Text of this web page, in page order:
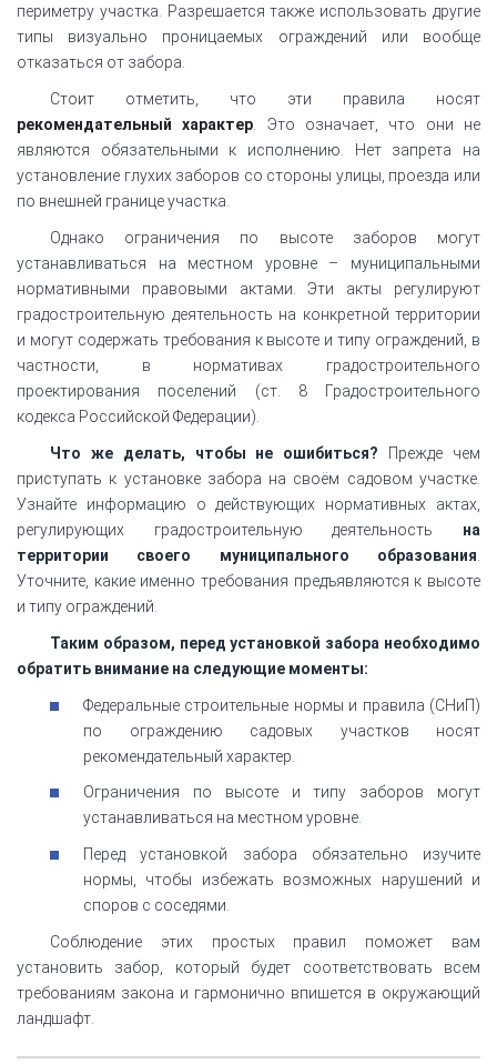
периметру участка. Разрешается также использовать другие
типы визуально проницаемых ограждений или вообще
отказаться от забора.
Стоит отметить, что эти правила носят
рекомендательный характер . Это означает, что они не
являются обязательными к исполнению. Нет запрета на
установление глухих заборов со стороны улицы, проезда или
по внешней границе участка.
Однако ограничения по высоте заборов могут
устанавливаться на местном уровне – муниципальными
нормативными правовыми актами. Эти акты регулируют
градостроительную деятельность на конкретной территории
и могут содержать требования к высоте и типу ограждений, в
частности, в нормативах градостроительного
проектирования поселений (ст. 8 Градостроительного
кодекса Российской Федерации).
Что же делать, чтобы не ошибиться? Прежде чем
приступать к установке забора на своём садовом участке.
Узнайте информацию о действующих нормативных актах,
регулирующих градостроительную деятельность на
территории своего муниципального образования
Уточните, какие именно требования предъявляются к высоте
и типу ограждений.
Таким образом, перед установкой забора необходимо
обратить внимание на следующие моменты:
Федеральные строительные нормы и правила (СНиП)
по ограждению садовых участков носят
рекомендательный характер.
Ограничения по высоте и типу заборов могут
устанавливаться на местном уровне.
Перед установкой забора обязательно изучите
нормы, чтобы избежать возможных нарушений и
споров с соседями.
Соблюдение этих простых правил поможет вам
установить забор, который будет соответствовать всем
требованиям закона и гармонично впишется в окружающий
ландшафт.